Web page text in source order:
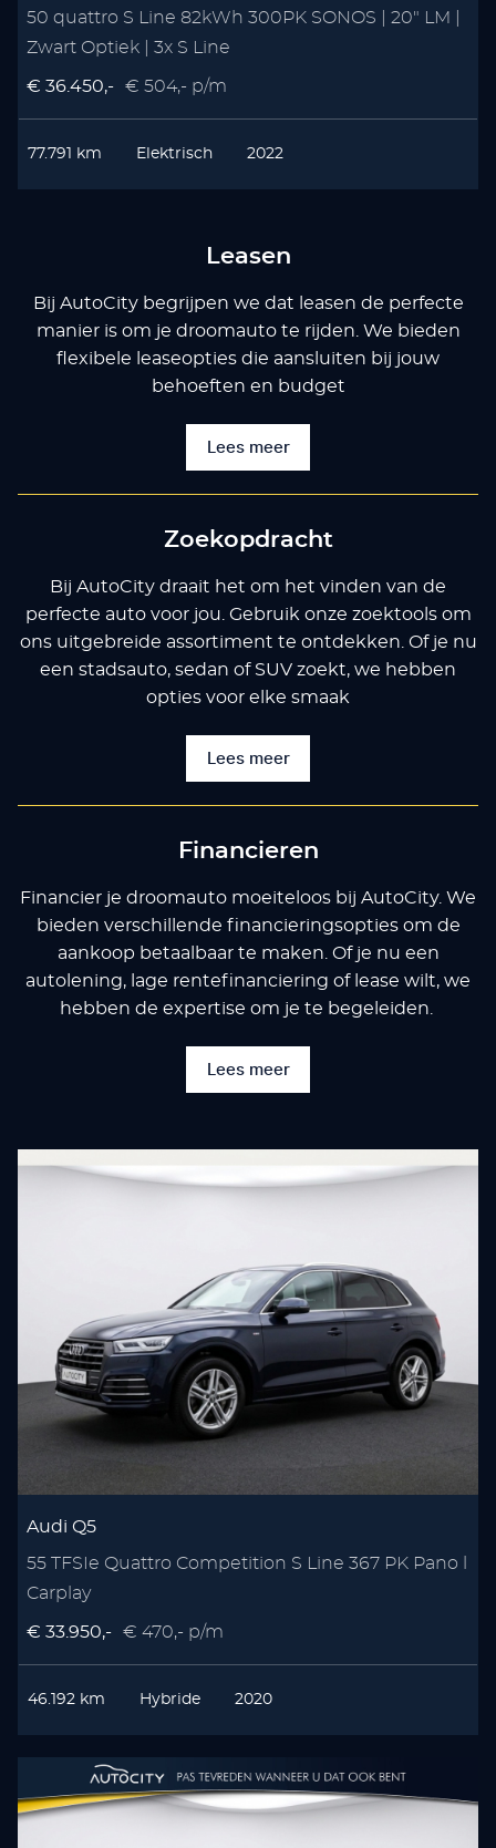
50 quattro S Line 82kWh 300PK SONOS | 20" LM |
Zwart Optiek | 3x S Line
€ 36.450,- € 504,- p/m
77.791 km Elektrisch 2022
Leasen
Bij AutoCity begrijpen we dat leasen de perfecte
manier is om je droomauto te rijden. We bieden
flexibele leaseopties die aansluiten bij jouw
behoeften en budget
Lees meer
Zoekopdracht
Bij AutoCity draait het om het vinden van de
perfecte auto voor jou. Gebruik onze zoektools om
ons uitgebreide assortiment te ontdekken. Of je nu
een stadsauto, sedan of SUV zoekt, we hebben
opties voor elke smaak
Lees meer
Financieren
Financier je droomauto moeiteloos bij AutoCity. We
bieden verschillende financieringsopties om de
aankoop betaalbaar te maken. Of je nu een
autolening, lage rentefinanciering of lease wilt, we
hebben de expertise om je te begeleiden.
Lees meer
Audi Q5
55 TFSIe Quattro Competition S Line 367 PK Pano l
Carplay
€ 33.950,- € 470,- p/m
46.192 km Hybride 2020